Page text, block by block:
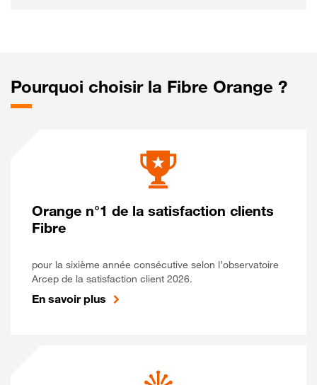
Pourquoi choisir la Fibre Orange ?
Orange n°1 de la satisfaction clients
Fibre
pour la sixième année consécutive selon l’observatoire
Arcep de la satisfaction client 2026.
En savoir plus